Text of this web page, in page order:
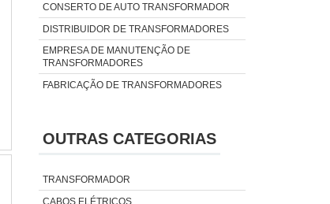
CONSERTO DE AUTO TRANSFORMADOR
DISTRIBUIDOR DE TRANSFORMADORES
EMPRESA DE MANUTENÇÃO DE
TRANSFORMADORES
FABRICAÇÃO DE TRANSFORMADORES
TRANSFORMADORES
REFORMA DE TRANSFORMADORES
OUTRAS CATEGORIAS
TRANSFORMADOR